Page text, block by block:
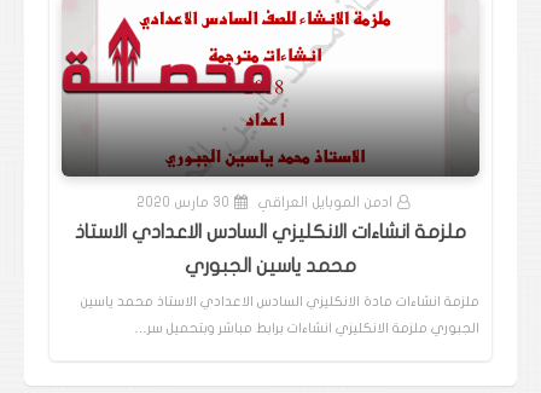
ادمن الموبايل العراقي 30 مارس 2020
ملزمة انشاءات الانكليزي السادس الاعدادي الاستاذ
محمد ياسين الجبوري
ملزمة انشاءات مادة الانكليزي السادس الاعدادي الاستاذ محمد ياسين
الجبوري ملزمة الانكليزي انشاءات برابط مباشر وبتحميل سر…